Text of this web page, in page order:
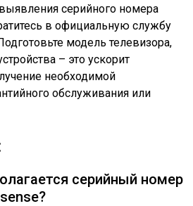
серийного номера
в официальную службу
модель телевизора,
– это ускорит
необходимой
обслуживания или
серийный номер